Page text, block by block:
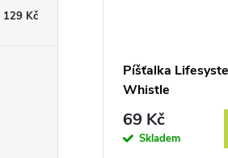
129 Kč
Píšťalka
Whistle
69 Kč
Skladem